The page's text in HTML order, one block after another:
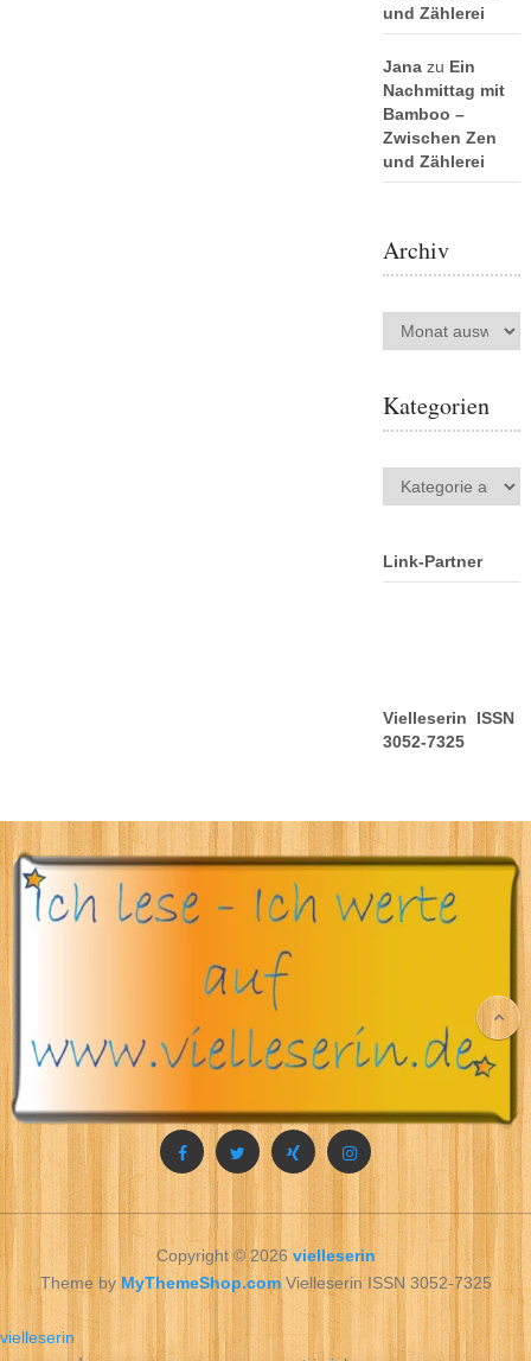
und Zählerei
Janazu Ein
Nachmittag mit
Bamboo –
Zwischen Zen
und Zählerei
Archiv
Archiv
Kategorien
Kategorien
Link-Partner
Vielleserin ISSN
3052-7325
Copyright © 2026vielleserin
Theme by MyThemeShop.comVielleserin ISSN 3052-7325
vielleserin